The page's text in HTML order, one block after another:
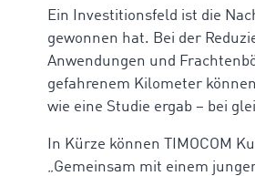
Ein Investitionsfeld ist die
gewonnen hat. Bei der
Anwendungen und
gefahrenem Kilometer
wie eine Studie ergab – bei
In Kürze können TIMOCOM
„Gemeinsam mit einem